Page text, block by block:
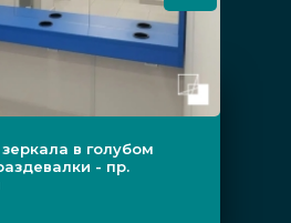
в голубом
- пр.